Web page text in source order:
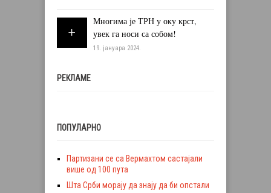
Многима је ТРН у оку крст,
увек га носи са собом!
19. јануара 2024.
РЕКЛАМЕ
ПОПУЛАРНО
Партизани се са Вермахтом састајали
више од 100 пута
Шта Срби морају да знају да би опстали